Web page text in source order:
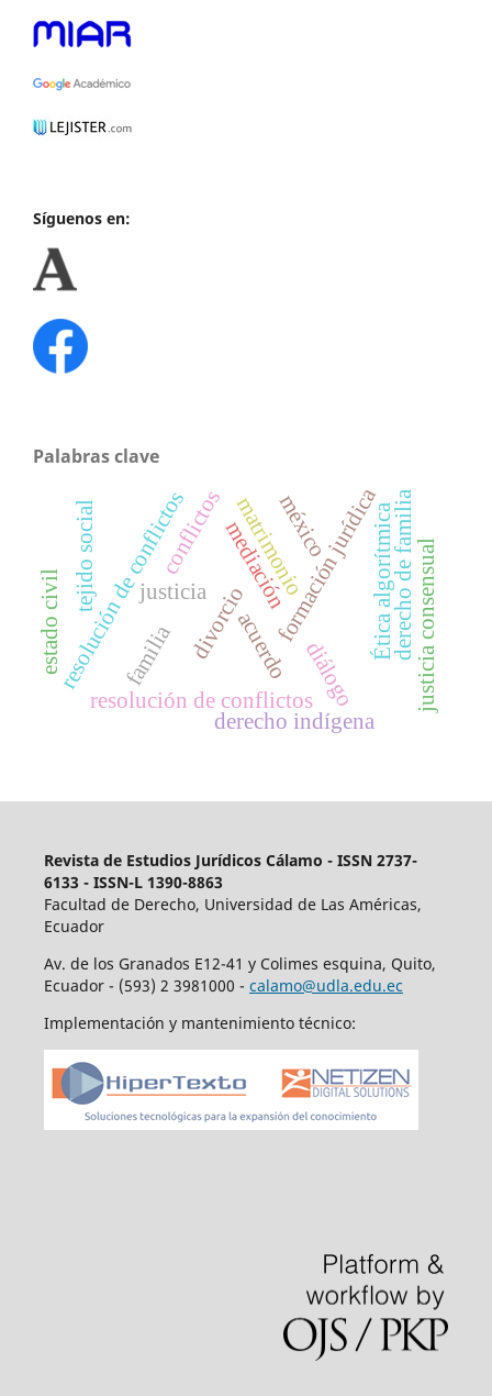
Síguenos en:
Palabras clave
mediación
acuerdo
justicia
diálogo
resolución de conflictos
derecho indígena
resolución de conflictos formación jurídicaÉtica algorítmicaderecho de familia
matrimonio
divorcio
familia
estado civil justicia consensual
tejido social conflictos méxico
Revista de Estudios Jurídicos Cálamo - ISSN 2737-
6133 - ISSN-L 1390-8863
Facultad de Derecho, Universidad de Las Américas,
Ecuador
Av. de los Granados E12-41 y Colimes esquina, Quito,
Ecuador - (593) 2 3981000 - calamo@udla.edu.ec
Implementación y mantenimiento técnico: